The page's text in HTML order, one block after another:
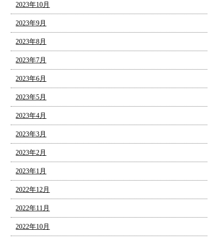
2023年10月
2023年9月
2023年8月
2023年7月
2023年6月
2023年5月
2023年4月
2023年3月
2023年2月
2023年1月
2022年12月
2022年11月
2022年10月